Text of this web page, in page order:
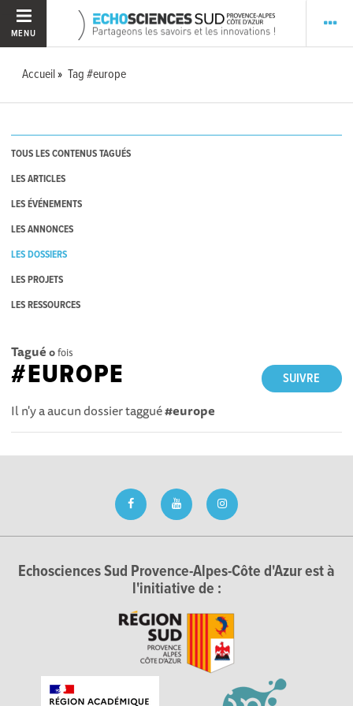
MENU
Accueil Tag #europe
TOUS LES CONTENUS TAGUÉS
LES ARTICLES
LES ÉVÉNEMENTS
LES ANNONCES
LES DOSSIERS
LES PROJETS
LES RESSOURCES
Tagué 0fois
SUIVRE
#EUROPE
Il n'y a aucun dossier taggué#europe
Echosciences Sud Provence-Alpes-Côte d'Azur est à
l'initiative de :